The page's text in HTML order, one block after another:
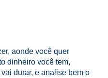
aonde você quer
dinheiro você tem,
durar, e analise bem o